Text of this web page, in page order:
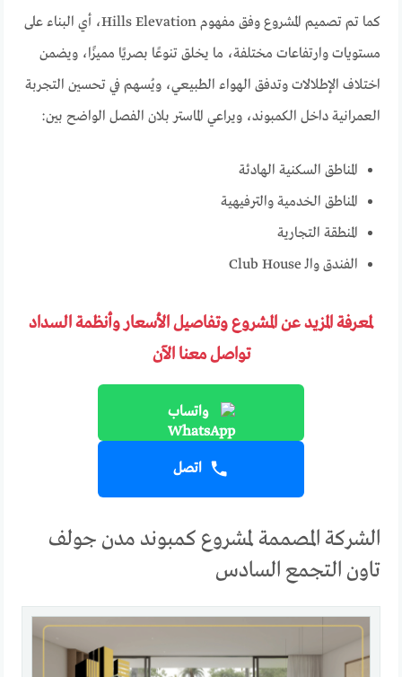
كما تم تصميم المشروع وفق مفهوم Hills Elevation، أي البناء على
مستويات وارتفاعات مختلفة، ما يخلق تنوعًا بصريًا مميزًا، ويضمن
اختلاف الإطلالات وتدفق الهواء الطبيعي، ويُسهم في تحسين التجربة
العمرانية داخل الكمبوند، ويراعي الماستر بلان الفصل الواضح بين:
المناطق السكنية الهادئة
المناطق الخدمية والترفيهية
المنطقة التجارية
الفندق والـ Club House
لمعرفة المزيد عن المشروع وتفاصيل الأسعار وأنظمة السداد
تواصل معنا الآن
واتساب
اتصل
الشركة المصممة لمشروع كمبوند مدن جولف
تاون التجمع السادس